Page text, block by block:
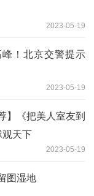
2023-05-19
！北京交警提示
2023-05-19
】《把美人室友到
观天下
2023-05-19
图湿地